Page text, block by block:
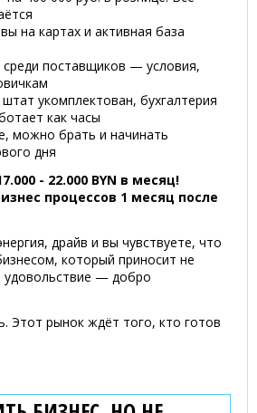
на картах и активная база
среди поставщиков — условия,
укомплектован, бухгалтерия
как часы
можно брать и начинать
дня
- 22.000 BYN в месяц!
процессов 1 месяц после
драйв и вы чувствуете, что
который приносит не
удовольствие — добро
Этот рынок ждёт того, кто готов